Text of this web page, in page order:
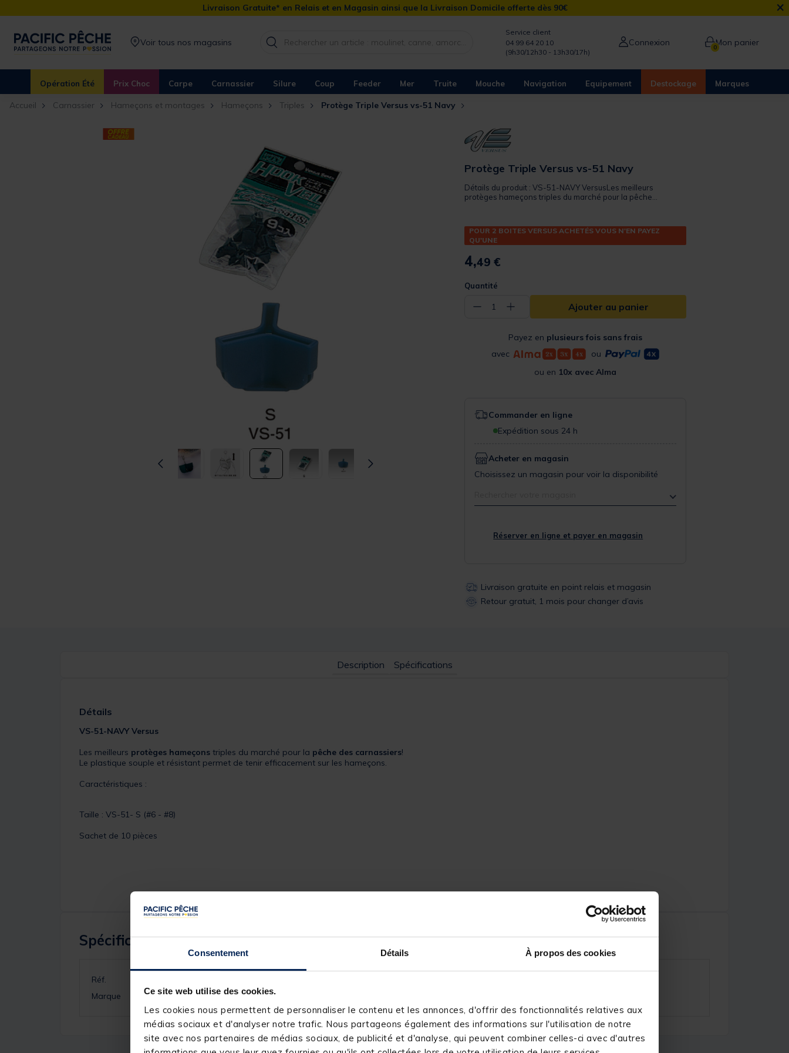
Consentement Détails À propos des cookies
Ce site web utilise des cookies.
Les cookies nous permettent de personnaliser le contenu et les annonces, d'offrir des fonctionnalités relatives aux
médias sociaux et d'analyser notre trafic. Nous partageons également des informations sur l'utilisation de notre
site avec nos partenaires de médias sociaux, de publicité et d'analyse, qui peuvent combiner celles-ci avec d'autres
Livraison Gratuite* en Relais et en Magasin ainsi que la Livraison Domicile offerte dès 90€ ×
Voir tous nos magasins
Service client
04 99 64 20 10
(9h30/12h30 - 13h30/17h)
Connexion 0Mon panier
Opération Été Prix Choc Carpe Carnassier Silure Coup Feeder Mer Truite Mouche Navigation Equipement Destockage Marques
Accueil Carnassier Hameçons et montages Hameçons Triples Protège Triple Versus vs-51 Navy
Protège Triple Versus vs-51 Navy
Détails du produit : VS-51-NAVY VersusLes meilleurs
protèges hameçons triples du marché pour la pêche...
POUR 2 BOITES VERSUS ACHETÉS VOUS N'EN PAYEZ
QU'UNE
4,49 €
Quantité
− 1 + Ajouter au panier
Payez en plusieurs fois sans frais
avec
ou
ou en 10x avec Alma
Commander en ligne
Expédition sous 24 h
Acheter en magasin
Choisissez un magasin pour voir la disponibilité
Réserver en ligne et payer en magasin
Livraison gratuite en point relais et magasin
Retour gratuit, 1 mois pour changer d’avis
Description Spécifications
Détails
VS-51-NAVY Versus
Les meilleurs protèges hameçons triples du marché pour la pêche des carnassiers!
Le plastique souple et résistant permet de tenir efficacement sur les hameçons.
Caractéristiques :
Taille : VS-51- S (#6 - #8)
Sachet de 10 pièces
Spécifications
Réf.
Marque